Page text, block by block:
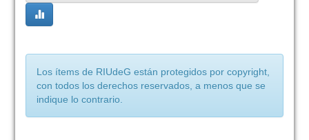
Los ítems de RIUdeG están protegidos por copyright,
con todos los derechos reservados, a menos que se
indique lo contrario.